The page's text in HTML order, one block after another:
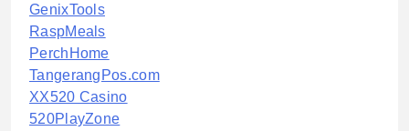
GenixTools
RaspMeals
PerchHome
TangerangPos.com
XX520 Casino
520PlayZone